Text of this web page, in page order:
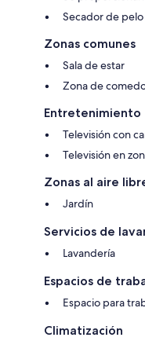
Secador de pelo
Zonas comunes
Sala de estar
Zona de
Entretenimiento
Televisión con
Televisión en
Zonas al aire
Jardín
Servicios de
Lavandería
Espacios de
Espacio para
Climatización